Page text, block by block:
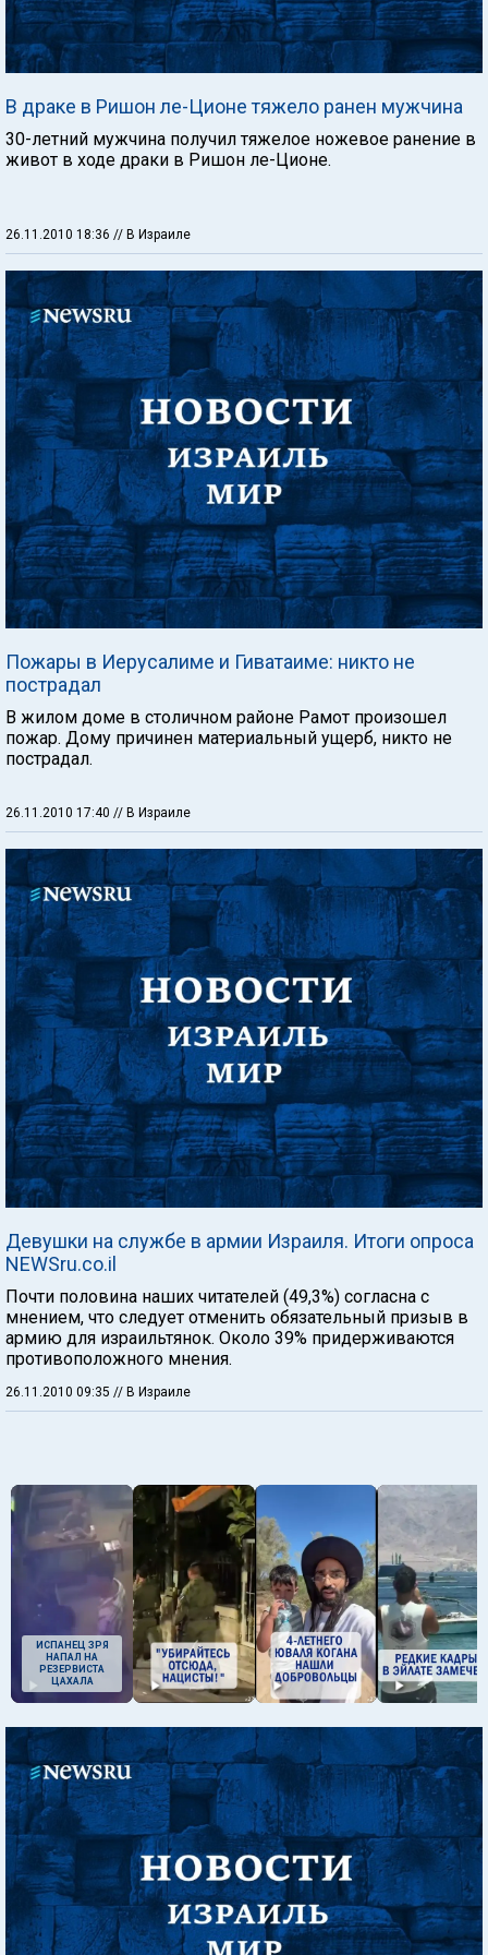
В драке в Ришон ле-Ционе тяжело ранен мужчина
30-летний мужчина получил тяжелое ножевое ранение в
живот в ходе драки в Ришон ле-Ционе.
26.11.2010 18:36 // В Израиле
Пожары в Иерусалиме и Гиватаиме: никто не
пострадал
В жилом доме в столичном районе Рамот произошел
пожар. Дому причинен материальный ущерб, никто не
пострадал.
26.11.2010 17:40 // В Израиле
Девушки на службе в армии Израиля. Итоги опроса
NEWSru.co.il
Почти половина наших читателей (49,3%) согласна с
мнением, что следует отменить обязательный призыв в
армию для израильтянок. Около 39% придерживаются
противоположного мнения.
26.11.2010 09:35 // В Израиле
ИСПАНЕЦ ЗРЯ
НАПАЛ НА
РЕЗЕРВИСТА
ЦАХАЛА